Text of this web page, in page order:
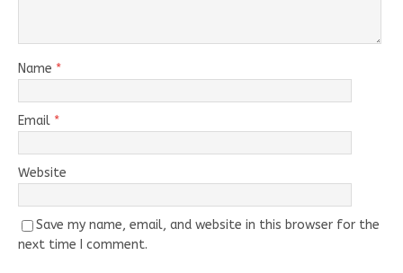
Name *
Email *
Website
Save my name, email, and website in this browser for the
next time I comment.